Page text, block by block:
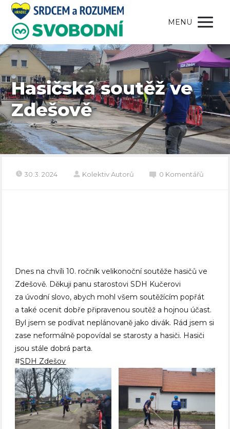
MENU
Hasičská soutěž ve
Zdešově
30.3. 2024 Kolektiv Autorů 0 Komentářů
Dnes na chvíli 10. ročník velikonoční soutěže hasičů ve
Zdešově. Děkuji panu starostovi SDH Kučerovi
za úvodní slovo, abych mohl všem soutěžícím popřát
a také ocenit dobře připravenou soutěž a hojnou účast.
Byl jsem se podívat neplánovaně jako divák. Rád jsem si
zase neformálně popovídal se starosty a hasiči. Hasiči
jsou stále dobrá parta.
#SDH Zdešov